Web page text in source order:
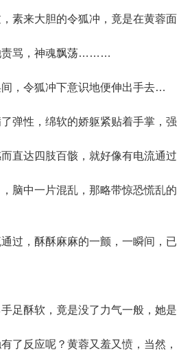
素来大胆的令狐冲，竟是在黄蓉面
责骂，神魂飘荡………
令狐冲下意识地便伸出手去…
性，绵软的娇躯紧贴着手掌，强
直达四肢百骸，就好像有电流通过
脑中一片混乱，那略带惊恐慌乱的
，酥酥麻麻的一颤，一瞬间，已
酥软，竟是没了力气一般，她是
了反应呢？黄蓉又羞又愤，当然，